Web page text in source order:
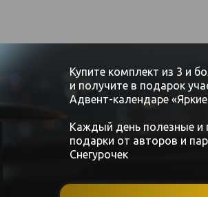
Купите комплект из 3 и
и получите в подарок
Адвент-календаре
Каждый день полезные и
подарки от авторов и
Снегурочек
Обучила более 400 менеджеров
продажам
Спикер отраслевых конференций,
Автор обучающих курсов по
интернет-маркетингу и продажам